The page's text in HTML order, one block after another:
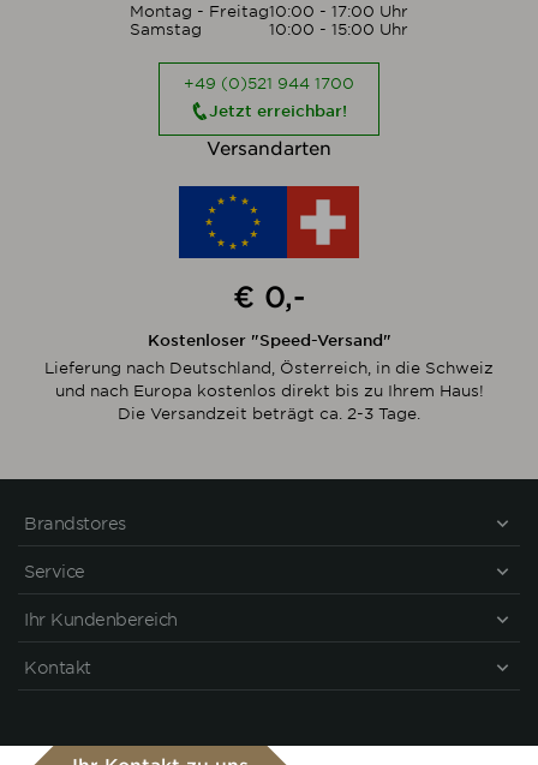
Montag - Freitag10:00 - 17:00 Uhr
Samstag
10:00 - 15:00 Uhr
+49 (0)521 944 1700
Jetzt erreichbar!
Versandarten
€ 0,-
Kostenloser "Speed-Versand"
Lieferung nach Deutschland, Österreich, in die Schweiz
und nach Europa kostenlos direkt bis zu Ihrem Haus!
Die Versandzeit beträgt ca. 2-3 Tage.
Brandstores
Service
Ihr Kundenbereich
Kontakt